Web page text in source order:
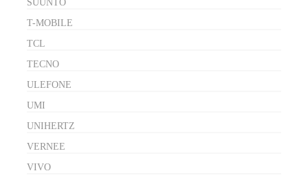
SUUNTO
T-MOBILE
TCL
TECNO
ULEFONE
UMI
UNIHERTZ
VERNEE
VIVO